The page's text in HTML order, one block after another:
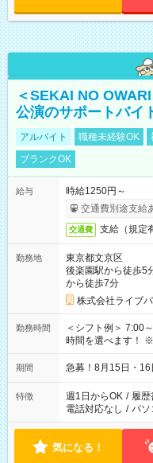
＜SEKAI NO
公演のサポートバイ
アルバイト 職種未経験OK
ブランクOK
給与
時給1250円～
交通費別途支給
交通費 支給（規定
勤務地
東京都文京区
後楽園駅から徒歩5
から徒歩7分
株式会社ライブ
勤務時間
＜シフト例＞ 7:00～23:00
時間を選べます！
期間 急募！8月15日・16
特徴 週1日からOK / 履歴
電話対応なし / パソ
気になる！